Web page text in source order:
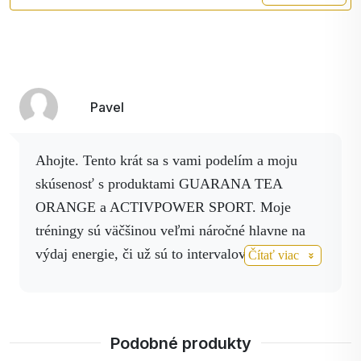
L- Izoleucín
L- Valín
Guarana
Paulínia nápojová -
je najznámejšia
pre svoje povzbudzujúce
a tonizujúce účinky a
guarana obsahuje a to
Pavel
Ahojte. Tento krát sa s vami podelím a moju
skúsenosť s produktami GUARANA TEA
ORANGE a ACTIVPOWER SPORT. Moje
tréningy sú väčšinou veľmi náročné hlavne na
výdaj energie, či už sú to intervalový tréningy ,
živín potrebných na čo najlepší výkon. Tieto dva
Čítať viac
Podobné produkty